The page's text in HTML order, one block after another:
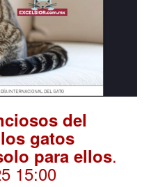
del
gatos
para ellos.
15:00